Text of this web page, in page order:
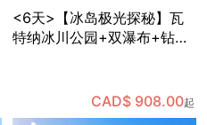
<6天>【冰岛极光探秘】瓦
特纳冰川公园+双瀑布+钻石
之一的蓝湖温泉，可自费体
验蓝冰洞探险，夜晚追寻极
CAD$ 908.00起